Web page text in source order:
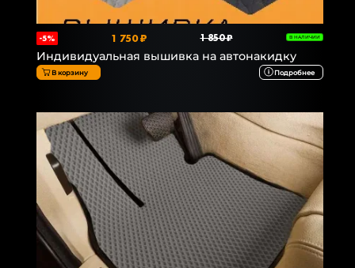
-5% 1 750 ₽ 1 850 ₽ В НАЛИЧИИ
Индивидуальная вышивка на автонакидку
В корзину Подробнее